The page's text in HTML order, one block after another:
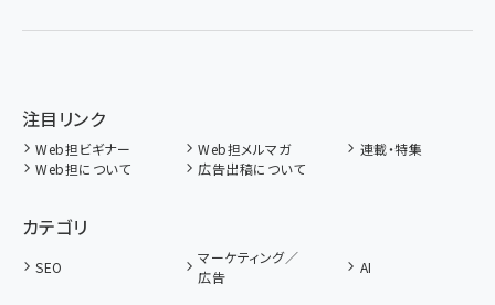
注目リンク
Web担ビギナー Web担メルマガ
連載・特集
Web担について
広告出稿について
カテゴリ
SEO
マーケティング／
広告
AI